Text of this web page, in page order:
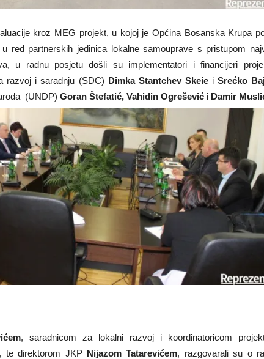
kroz MEG projekt, u kojoj je Općina Bosanska Krupa
red partnerskih jedinica lokalne samouprave s pristupom
u radnu posjetu došli su implementatori i financijeri
razvoj i saradnju (SDC) Dimka Stantchev Skeiei Srećko
(UNDP) Goran Štefatić, Vahidin Ogrešević i Damir
, saradnicom za lokalni razvoj i koordinatoricom
, te direktorom JKP Nijazom Tatarevićem, razgovarali su o